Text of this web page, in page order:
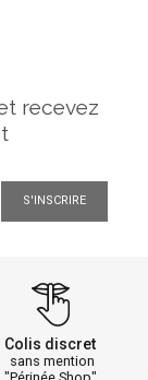
recevez
S'INSCRIRE
Colis discret
sans mention